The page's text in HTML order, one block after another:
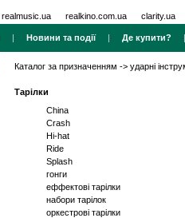
realmusic.ua realkino.com.ua clarity.ua
| Новини та події| Де купити?
Каталог за призначенням -> ударні
Тарілки
China
Crash
Hi-hat
Ride
Splash
гонги
еффектові тарілки
набори тарілок
оркестрові тарілки